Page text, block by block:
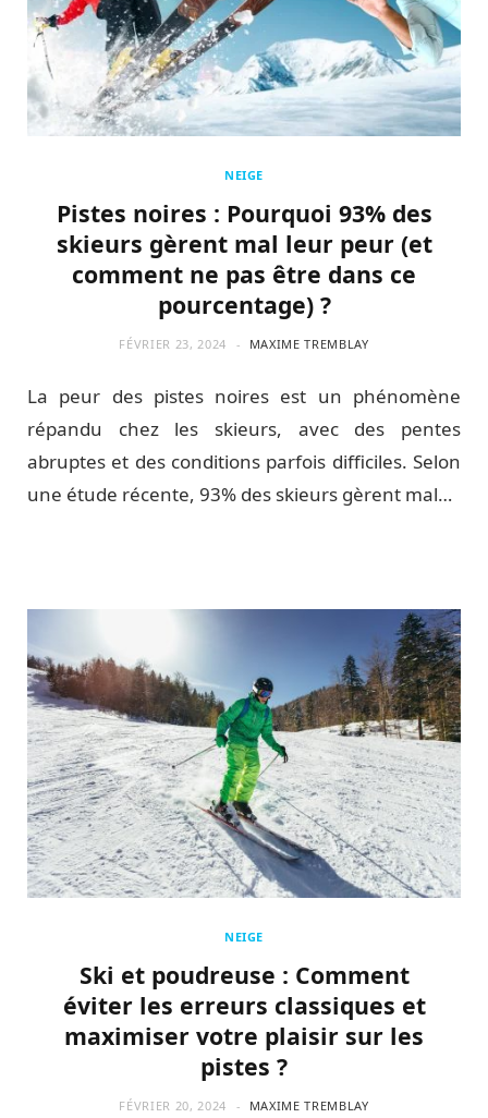
NEIGE
Pistes noires : Pourquoi 93% des
skieurs gèrent mal leur peur (et
comment ne pas être dans ce
pourcentage) ?
FÉVRIER 23, 2024 MAXIME TREMBLAY
La peur des pistes noires est un phénomène
répandu chez les skieurs, avec des pentes
abruptes et des conditions parfois difficiles. Selon
une étude récente, 93% des skieurs gèrent mal…
NEIGE
Ski et poudreuse : Comment
éviter les erreurs classiques et
maximiser votre plaisir sur les
pistes ?
FÉVRIER 20, 2024 MAXIME TREMBLAY